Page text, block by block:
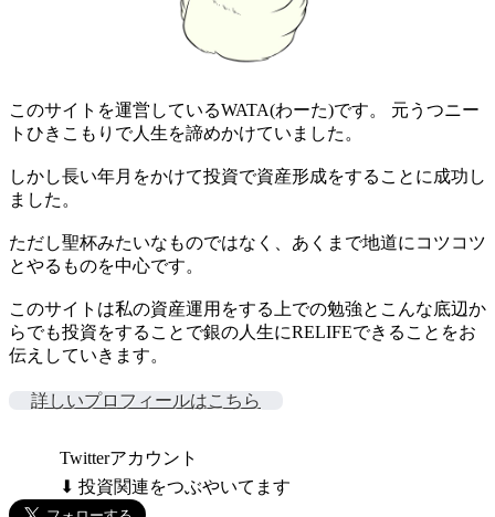
このサイトを運営しているWATA(わーた)です。 元うつニー
トひきこもりで人生を諦めかけていました。
しかし長い年月をかけて投資で資産形成をすることに成功し
ました。
ただし聖杯みたいなものではなく、あくまで地道にコツコツ
とやるものを中心です。
このサイトは私の資産運用をする上での勉強とこんな底辺か
らでも投資をすることで銀の人生にRELIFEできることをお
伝えしていきます。
詳しいプロフィールはこちら
Twitterアカウント
⬇ 投資関連をつぶやいてます